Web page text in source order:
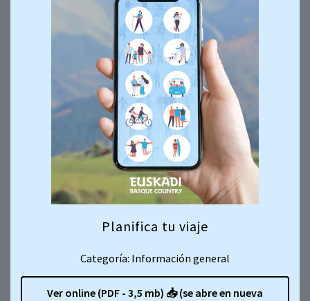
Planifica tu viaje
Categoría: Información general
Ver online (PDF - 3,5 mb) 📥 (se abre en nueva